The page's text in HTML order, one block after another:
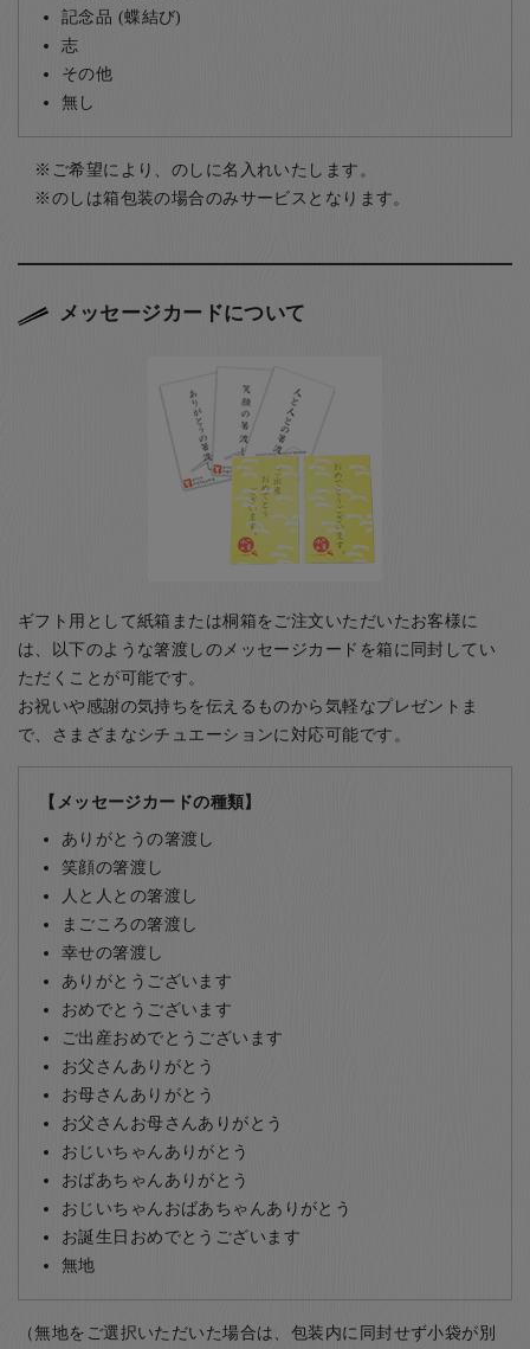
記念品 (蝶結び)
志
その他
無し
ご希望により、のしに名入れいたします。
のしは箱包装の場合のみサービスとなります。
メッセージカードについて
ギフト用として紙箱または桐箱をご注文いただいたお客様に
は、以下のような箸渡しのメッセージカードを箱に同封してい
ただくことが可能です。
お祝いや感謝の気持ちを伝えるものから気軽なプレゼントま
で、さまざまなシチュエーションに対応可能です。
【メッセージカードの種類】
ありがとうの箸渡し
笑顔の箸渡し
人と人との箸渡し
まごころの箸渡し
幸せの箸渡し
ありがとうございます
おめでとうございます
ご出産おめでとうございます
お父さんありがとう
お母さんありがとう
お父さんお母さんありがとう
おじいちゃんありがとう
おばあちゃんありがとう
おじいちゃんおばあちゃんありがとう
お誕生日おめでとうございます
無地
（無地をご選択いただいた場合は、包装内に同封せず小袋が別